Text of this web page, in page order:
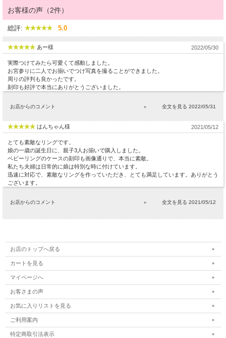
お客様の声（2件）
総評: 5.0
あー様 2022/05/30
実際つけてみたら可愛くて感動しました。
お宮参りに二人でお揃いでつけ写真を撮ることができました。
周りの評判も良かったです。
刻印も好評で本当にありがとうございました。
お店からのコメント 2022/05/31
はんちゃん様 2021/05/12
とても素敵なリングです。
娘の一歳の誕生日に、親子3人お揃いで購入しました。
ベビーリングのケースの刻印も画像通りで、本当に素敵。
私たち夫婦は日常的に娘は特別な時に付けています。
迅速に対応で、素敵なリングを作っていただき、とても満足しています。ありがとう
ございます。
お店からのコメント 2021/05/12
お店のトップへ戻る
カートを見る
マイページへ
お客さまの声
お気に入りリストを見る
ご利用案内
特定商取引法表示